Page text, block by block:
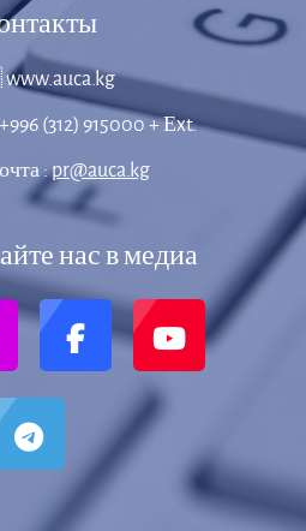
(312) 915000 + Еxt.
:pr@auca.kg
нас в медиа